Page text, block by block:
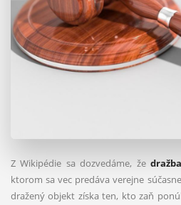
Z Wikipédie sa dozvedáme, žedražba
ktorom sa vec predáva verejne
dražený objekt získa ten, kto zaň